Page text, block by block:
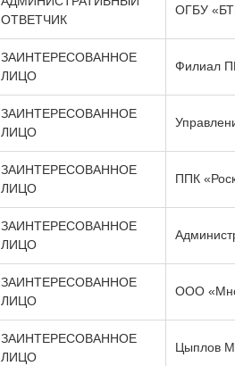
ОТВЕТЧИК
ОГБУ
ЗАИНТЕРЕСОВАННОЕ
ЛИЦО
Филиал
ЗАИНТЕРЕСОВАННОЕ
ЛИЦО
ЗАИНТЕРЕСОВАННОЕ
ЛИЦО
ППК
ЗАИНТЕРЕСОВАННОЕ
ЛИЦО
ЗАИНТЕРЕСОВАННОЕ
ЛИЦО
ООО
ЗАИНТЕРЕСОВАННОЕ
ЛИЦО
Цыплов